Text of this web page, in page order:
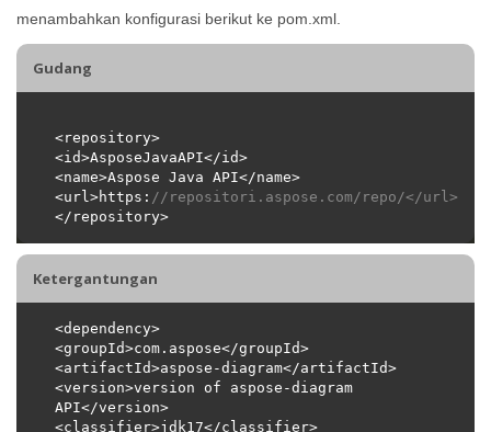
menambahkan konfigurasi berikut ke pom.xml.
Gudang
<url>https: //repositori.aspose.com/repo/</url>
Ketergantungan
<version>version of aspose-diagram